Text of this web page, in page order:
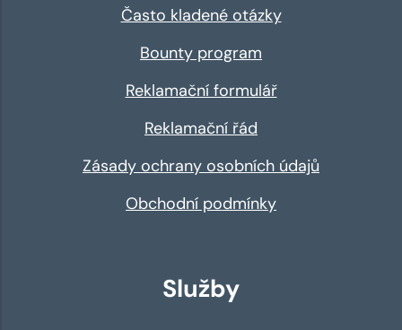
Často kladené otázky
Bounty program
Reklamační formulář
Reklamační řád
Zásady ochrany osobních údajů
Obchodní podmínky
Služby